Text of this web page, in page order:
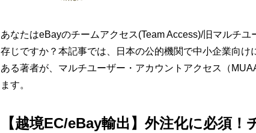
あなたはeBayのチームアクセス(Team Access)/旧マルチ
存じですか？本記事では、日本の公的機関で中小企業向
ある著者が、マルチユーザー・アカウントアクセス（
ます。
【越境EC/eBay輸出】外注化に必須